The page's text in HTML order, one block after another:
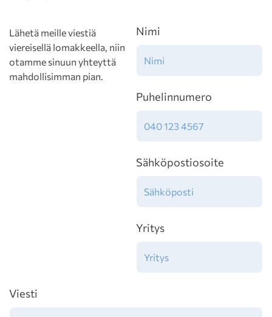
Lähetä meille viestiä
viereisellä lomakkeella, niin
otamme sinuun yhteyttä
mahdollisimman pian.
Nimi
Puhelinnumero
Sähköpostiosoite
Yritys
Viesti